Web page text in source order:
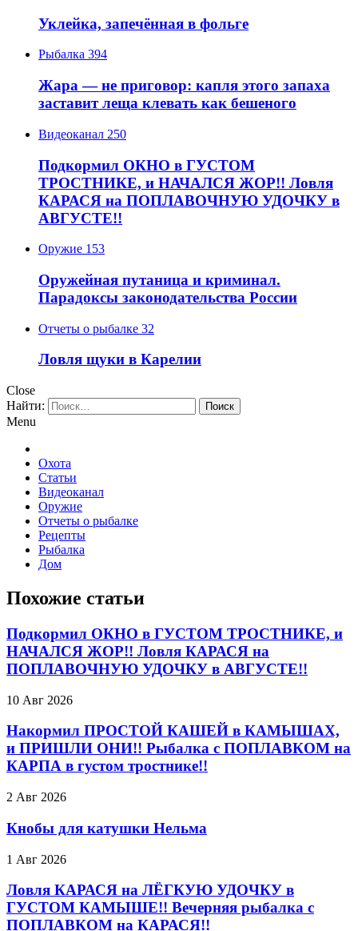
Уклейка, запечённая в фольге
Рыбалка 394
Жара — не приговор: капля этого запаха
заставит леща клевать как бешеного
Видеоканал 250
Подкормил ОКНО в ГУСТОМ
ТРОСТНИКЕ, и НАЧАЛСЯ ЖОР!! Ловля
КАРАСЯ на ПОПЛАВОЧНУЮ УДОЧКУ в
АВГУСТЕ!!
Оружие 153
Оружейная путаница и криминал.
Парадоксы законодательства России
Отчеты о рыбалке 32
Ловля щуки в Карелии
Close
Найти:
Menu
Охота
Статьи
Видеоканал
Оружие
Отчеты о рыбалке
Рецепты
Рыбалка
Дом
Похожие статьи
Подкормил ОКНО в ГУСТОМ ТРОСТНИКЕ, и
НАЧАЛСЯ ЖОР!! Ловля КАРАСЯ на
ПОПЛАВОЧНУЮ УДОЧКУ в АВГУСТЕ!!
10 Авг 2026
Накормил ПРОСТОЙ КАШЕЙ в КАМЫШАХ,
и ПРИШЛИ ОНИ!! Рыбалка с ПОПЛАВКОМ на
КАРПА в густом тростнике!!
2 Авг 2026
Кнобы для катушки Нельма
1 Авг 2026
Ловля КАРАСЯ на ЛЁГКУЮ УДОЧКУ в
ГУСТОМ КАМЫШЕ!! Вечерняя рыбалка с
ПОПЛАВКОМ на КАРАСЯ!!